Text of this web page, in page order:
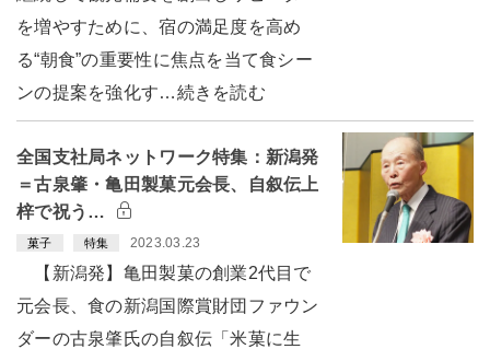
を増やすために、宿の満足度を高め
る“朝食”の重要性に焦点を当て食シー
ンの提案を強化す…続きを読む
全国支社局ネットワーク特集：新潟発
＝古泉肇・亀田製菓元会長、自叙伝上
梓で祝う…
菓子 特集 2023.03.23
【新潟発】亀田製菓の創業2代目で
元会長、食の新潟国際賞財団ファウン
ダーの古泉肇氏の自叙伝「米菓に生